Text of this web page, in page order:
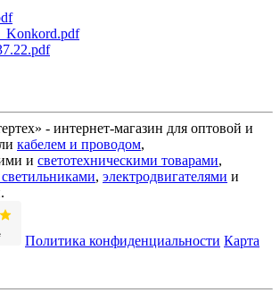
- интернет-магазин для оптовой и
кабелем и проводом,
и светотехническими товарами,
, электродвигателями и
Политика конфиденциальности Карта